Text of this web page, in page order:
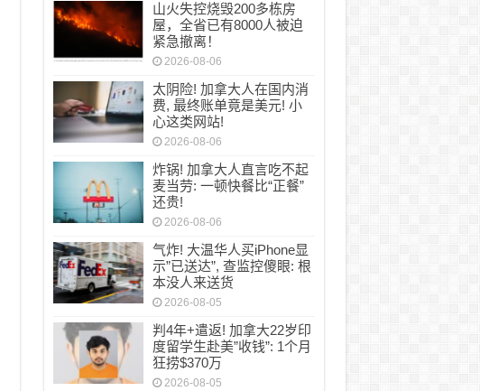
山火失控烧毁200多栋房
屋，全省已有8000人被迫
紧急撤离！
2026-08-06
太阴险! 加拿大人在国内消
费, 最终账单竟是美元! 小
心这类网站!
2026-08-06
炸锅! 加拿大人直言吃不起
麦当劳: 一顿快餐比“正餐”
还贵!
2026-08-06
气炸! 大温华人买iPhone显
示”已送达”, 查监控傻眼: 根
本没人来送货
2026-08-05
判4年+遣返! 加拿大22岁印
度留学生赴美”收钱”: 1个月
狂捞$370万
2026-08-05